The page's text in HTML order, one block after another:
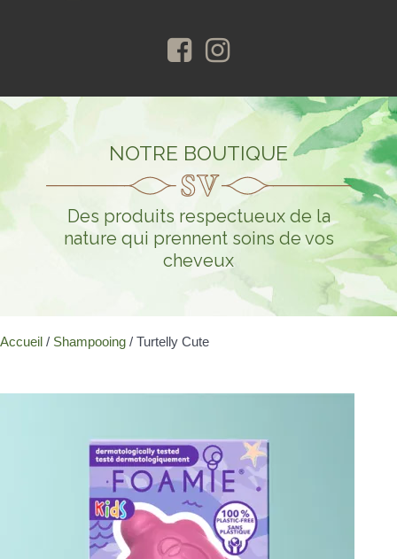
NOTRE BOUTIQUE
Des produits respectueux de la
nature qui prennent soins de vos
cheveux
Accueil / Shampooing / Turtelly Cute